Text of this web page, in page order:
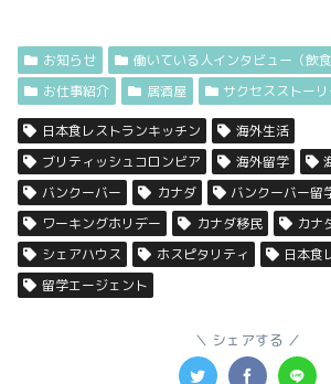
お知らせ
働いている人インタビュー（飲食
お仕事紹介
居酒屋 サクセスストーリ
日本食レストランキッチン
海外生活
ブリティッシュコロンビア
海外留学
バンクーバー
カナダ
バンクーバー留
ワーキングホリデー
カナダ移民
カナ
シェアハウス
ホスピタリティ
日本食
留学エージェント
シェアする